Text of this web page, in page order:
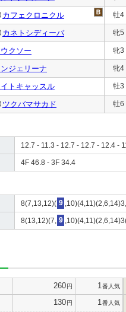
カフェクロニクル 牡4
カネトシディーバ 牝5
クソー 牝3
ジェリーナ 牝4
トキャッスル 牡3
ツクバマサカド 牡6
12.7 - 11.3 - 12.7 - 12.7 - 12.4 -
4F 46.8 - 3F 34.4
8(7,13,12)( 9
8(13,12)(7, 9
260円 1 番人気
130円 1 番人気